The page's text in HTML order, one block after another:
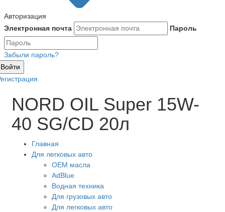
Авторизация
Электронная почта
Пароль
Забыли пароль?
Войти
NORD OIL Super 15W-
40 SG/CD 20л
Главная
Для легковых авто
OEM масла
АdBlue
Водная техника
Для грузовых авто
Для легковых авто